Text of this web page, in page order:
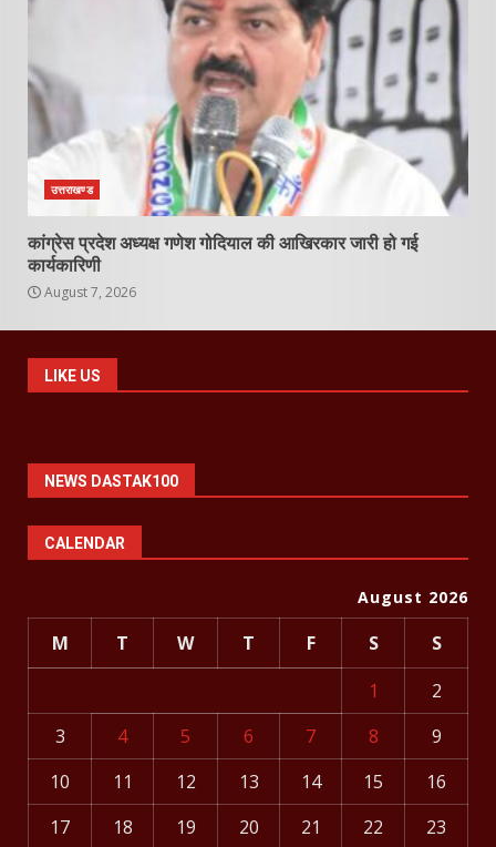
उत्तराखण्ड
कांग्रेस प्रदेश अध्यक्ष गणेश गोदियाल की आखिरकार जारी हो गई
कार्यकारिणी
August 7, 2026
LIKE US
NEWS DASTAK100
CALENDAR
August 2026
M T W T F S
S
1
2
3
4 5 6 7 8
9
10
11 12 13 14 15
16
17
18 19 20 21 22 23